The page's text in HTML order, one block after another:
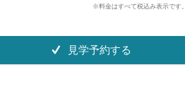
※料金はすべて税込み表示です。
見学予約する